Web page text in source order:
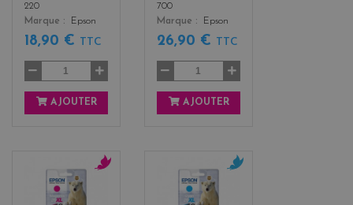
220
Marque
Epson
18,90 € TTC
AJOUTER
700
Marque
Epson
26,90 € TTC
AJOUTER